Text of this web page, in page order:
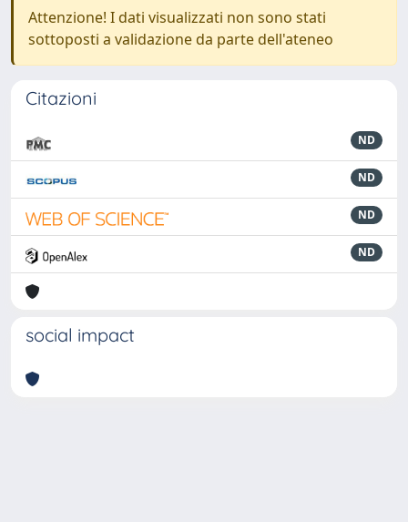
Attenzione! I dati visualizzati non sono stati
sottoposti a validazione da parte dell'ateneo
Citazioni
ND
ND
ND
ND
social impact